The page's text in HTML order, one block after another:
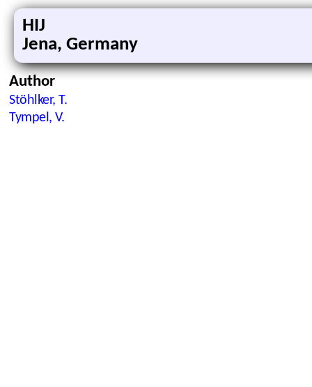
HIJ
Jena, Germany
Author
Stöhlker, T.
Tympel, V.